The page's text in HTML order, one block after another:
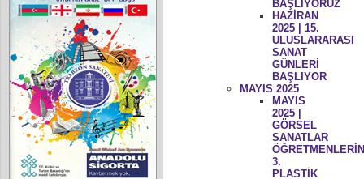
BAŞLIYORUZ
HAZİRAN
2025 | 15.
ULUSLARARASI
SANAT
GÜNLERİ
BAŞLIYOR
MAYIS 2025
MAYIS
2025 |
GÖRSEL
SANATLAR
3.
PLASTİK